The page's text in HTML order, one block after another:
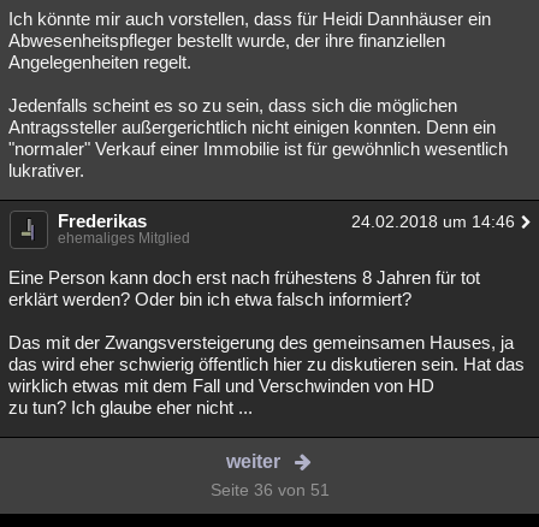
Ich könnte mir auch vorstellen, dass für Heidi Dannhäuser ein
Abwesenheitspfleger bestellt wurde, der ihre finanziellen
Angelegenheiten regelt.
Jedenfalls scheint es so zu sein, dass sich die möglichen
Antragssteller außergerichtlich nicht einigen konnten. Denn ein
"normaler" Verkauf einer Immobilie ist für gewöhnlich wesentlich
lukrativer.
Frederikas 24.02.2018 um 14:46
ehemaliges Mitglied
Eine Person kann doch erst nach frühestens 8 Jahren für tot
erklärt werden? Oder bin ich etwa falsch informiert?
Das mit der Zwangsversteigerung des gemeinsamen Hauses, ja
das wird eher schwierig öffentlich hier zu diskutieren sein. Hat das
wirklich etwas mit dem Fall und Verschwinden von HD
zu tun? Ich glaube eher nicht ...
weiter
Seite 36 von 51